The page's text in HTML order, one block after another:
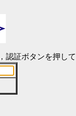
認証ボタンを押し